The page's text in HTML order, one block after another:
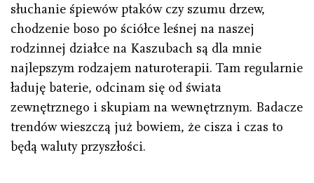
słuchanie śpiewów ptaków czy szumu drzew,
chodzenie boso po ściółce leśnej na naszej
rodzinnej działce na Kaszubach są dla mnie
najlepszym rodzajem naturoterapii. Tam regularnie
ładuję baterie, odcinam się od świata
zewnętrznego i skupiam na wewnętrznym. Badacze
trendów wieszczą już bowiem, że cisza i czas to
będą waluty przyszłości.